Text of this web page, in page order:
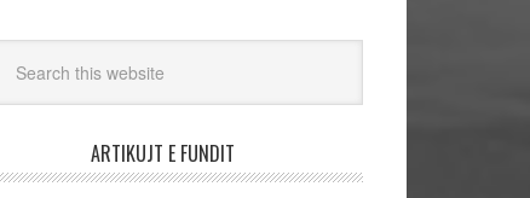
ARTIKUJT E FUNDIT